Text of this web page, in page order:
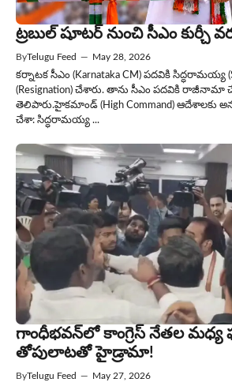
ట్రబుల్ షూటర్ నుంచి సీఎం కుర్చీ
ByTelugu Feed — May 28, 2026
కర్నాటక సీఎం (Karnataka CM) పదవికి సిద్ధరామయ్య
(Resignation) చేశారు. తాను సీఎం పదవికి
తెలిపారు.హైకమాండ్ (High Command)
చేశా: సిద్ధరామయ్య ...
గాంధీభవన్‌లో కాంగ్రెస్ నేతల మధ్య
తోపులాటతో హైడ్రామా!
ByTelugu Feed — May 27, 2026